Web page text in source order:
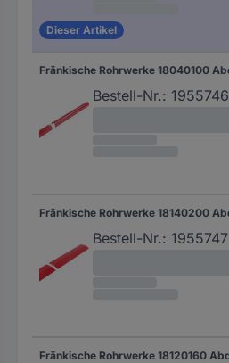
Dieser Artikel
Bestell-Nr.: 1955746
Bestell-Nr.: 1955747